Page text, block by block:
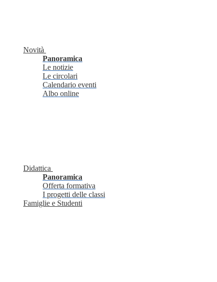
Novità
Panoramica
Le notizie
Le circolari
Calendario eventi
Albo online
Didattica
Panoramica
Offerta formativa
I progetti delle classi
Famiglie e Studenti